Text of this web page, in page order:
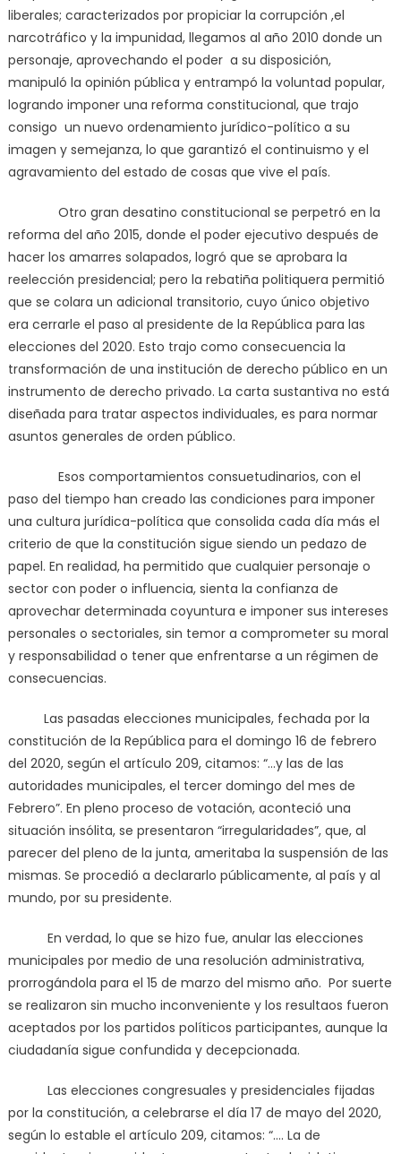
liberales; caracterizados por propiciar la corrupción ,el
narcotráfico y la impunidad, llegamos al año 2010 donde un
personaje, aprovechando el poder a su disposición,
manipuló la opinión pública y entrampó la voluntad popular,
logrando imponer una reforma constitucional, que trajo
consigo un nuevo ordenamiento jurídico-político a su
imagen y semejanza, lo que garantizó el continuismo y el
agravamiento del estado de cosas que vive el país.
Otro gran desatino constitucional se perpetró en la
reforma del año 2015, donde el poder ejecutivo después de
hacer los amarres solapados, logró que se aprobara la
reelección presidencial; pero la rebatiña politiquera permitió
que se colara un adicional transitorio, cuyo único objetivo
era cerrarle el paso al presidente de la República para las
elecciones del 2020. Esto trajo como consecuencia la
transformación de una institución de derecho público en un
instrumento de derecho privado. La carta sustantiva no está
diseñada para tratar aspectos individuales, es para normar
asuntos generales de orden público.
Esos comportamientos consuetudinarios, con el
paso del tiempo han creado las condiciones para imponer
una cultura jurídica-política que consolida cada día más el
criterio de que la constitución sigue siendo un pedazo de
papel. En realidad, ha permitido que cualquier personaje o
sector con poder o influencia, sienta la confianza de
aprovechar determinada coyuntura e imponer sus intereses
personales o sectoriales, sin temor a comprometer su moral
y responsabilidad o tener que enfrentarse a un régimen de
consecuencias.
Las pasadas elecciones municipales, fechada por la
constitución de la República para el domingo 16 de febrero
del 2020, según el artículo 209, citamos: “…y las de las
autoridades municipales, el tercer domingo del mes de
Febrero”. En pleno proceso de votación, aconteció una
situación insólita, se presentaron “irregularidades”, que, al
parecer del pleno de la junta, ameritaba la suspensión de las
mismas. Se procedió a declararlo públicamente, al país y al
mundo, por su presidente.
En verdad, lo que se hizo fue, anular las elecciones
municipales por medio de una resolución administrativa,
prorrogándola para el 15 de marzo del mismo año. Por suerte
se realizaron sin mucho inconveniente y los resultaos fueron
aceptados por los partidos políticos participantes, aunque la
ciudadanía sigue confundida y decepcionada.
Las elecciones congresuales y presidenciales fijadas
por la constitución, a celebrarse el día 17 de mayo del 2020,
según lo estable el artículo 209, citamos: “…. La de